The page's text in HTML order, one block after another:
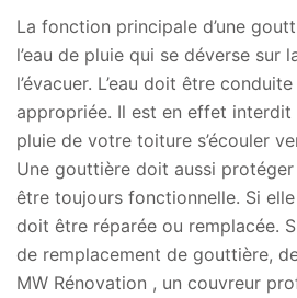
La fonction principale d’une
l’eau de pluie qui se déverse sur
l’évacuer. L’eau doit être
appropriée. Il est en effet interdit
pluie de votre toiture s’écouler
Une gouttière doit aussi
être toujours fonctionnelle. Si
doit être réparée ou remplacée.
de remplacement de gouttière,
MW Rénovation , un couvreur